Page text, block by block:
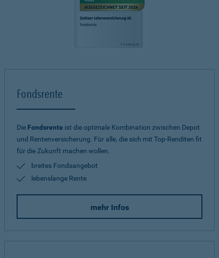
Fondsrente
Die Fondsrente ist die optimale Kombination zwischen Depot
und Rentenversicherung. Für alle, die sich mit Top-Renditen fit
für die Zukunft machen wollen.
breites Fondsangebot
lebenslange Rente
mehr Infos